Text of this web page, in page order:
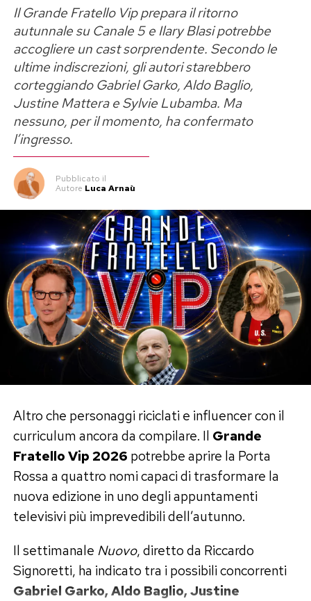
Il Grande Fratello Vip prepara il ritorno
autunnale su Canale 5 e Ilary Blasi potrebbe
accogliere un cast sorprendente. Secondo le
ultime indiscrezioni, gli autori starebbero
corteggiando Gabriel Garko, Aldo Baglio,
Justine Mattera e Sylvie Lubamba. Ma
nessuno, per il momento, ha confermato
l’ingresso.
Pubblicato il
Autore Luca Arnaù
Altro che personaggi riciclati e influencer con il
curriculum ancora da compilare. Il Grande
Fratello Vip 2026 potrebbe aprire la Porta
Rossa a quattro nomi capaci di trasformare la
nuova edizione in uno degli appuntamenti
televisivi più imprevedibili dell’autunno.
Il settimanale Nuovo, diretto da Riccardo
Signoretti, ha indicato tra i possibili concorrenti
Gabriel Garko, Aldo Baglio, Justine